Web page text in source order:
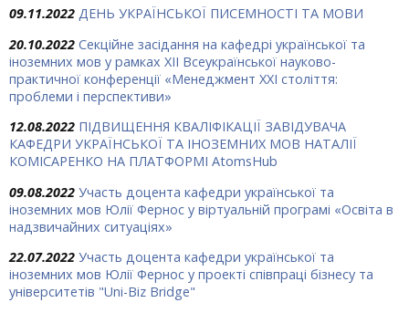
09.11.2022 ДЕНЬ УКРАЇНСЬКОЇ ПИСЕМНОСТІ ТА МОВИ
20.10.2022 Секційне засідання на кафедрі української та
іноземних мов у рамках XII Всеукраїнської науково-
практичної конференції «Менеджмент ХХІ століття:
проблеми і перспективи»
12.08.2022 ПІДВИЩЕННЯ КВАЛІФІКАЦІЇ ЗАВІДУВАЧА
КАФЕДРИ УКРАЇНСЬКОЇ ТА ІНОЗЕМНИХ МОВ НАТАЛІЇ
КОМІСАРЕНКО НА ПЛАТФОРМІ AtomsHub
09.08.2022 Участь доцента кафедри української та
іноземних мов Юлії Фернос у віртуальній програмі «Освіта в
надзвичайних ситуаціях»
22.07.2022 Участь доцента кафедри української та
іноземних мов Юлії Фернос у проекті співпраці бізнесу та
університетів "Uni-Biz Bridge"